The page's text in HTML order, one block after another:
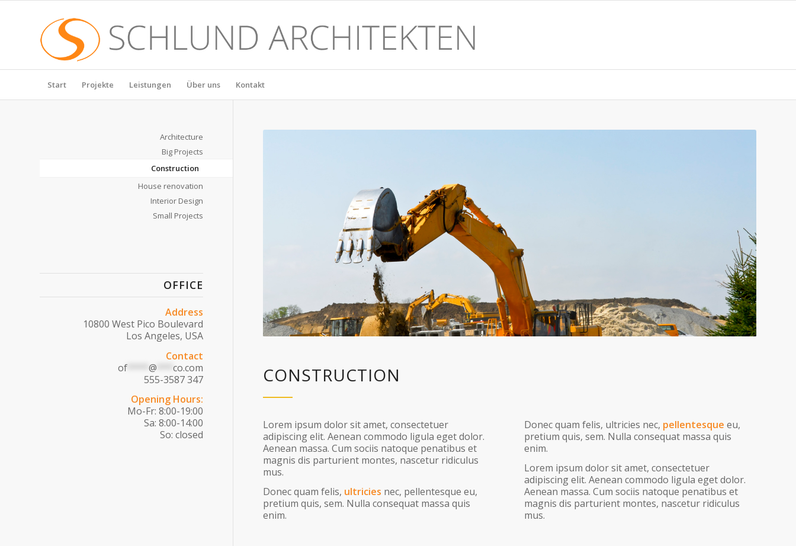
Start Projekte Leistungen Über uns Kontakt
CONSTRUCTION
Lorem ipsum dolor sit amet, consectetuer
adipiscing elit. Aenean commodo ligula eget dolor.
Aenean massa. Cum sociis natoque penatibus et
magnis dis parturient montes, nascetur ridiculus
mus.
Donec quam felis, ultricies nec, pellentesque eu,
pretium quis, sem. Nulla consequat massa quis
enim.
Donec quam felis, ultricies nec, pellentesque eu,
pretium quis, sem. Nulla consequat massa quis
enim.
Lorem ipsum dolor sit amet, consectetuer
adipiscing elit. Aenean commodo ligula eget dolor.
Aenean massa. Cum sociis natoque penatibus et
magnis dis parturient montes, nascetur ridiculus
mus.
Architecture
Big Projects
Construction
House renovation
Interior Design
Small Projects
OFFICE
Address
10800 West Pico Boulevard
Los Angeles, USA
Contact
of**** @
co.com
555-3587 347
Opening Hours:
Mo-Fr: 8:00-19:00
Sa: 8:00-14:00
So: closed